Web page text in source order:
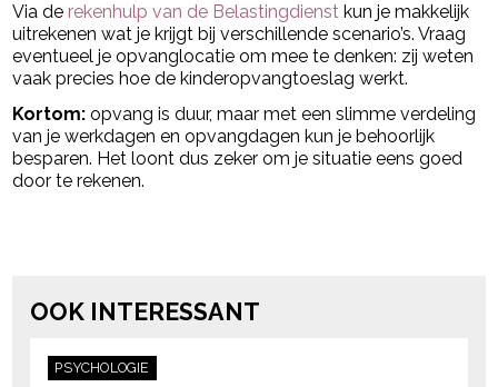
Via de rekenhulp van de Belastingdienst kun je makkelijk
uitrekenen wat je krijgt bij verschillende scenario’s. Vraag
eventueel je opvanglocatie om mee te denken: zij weten
vaak precies hoe de kinderopvangtoeslag werkt.
Kortom: opvang is duur, maar met een slimme verdeling
van je werkdagen en opvangdagen kun je behoorlijk
besparen. Het loont dus zeker om je situatie eens goed
door te rekenen.
OOK INTERESSANT
PSYCHOLOGIE